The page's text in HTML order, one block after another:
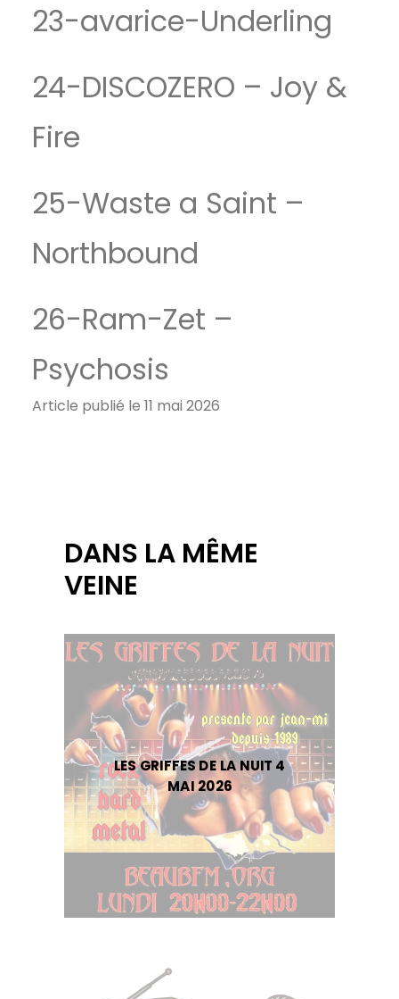
23-avarice-Underling
24-DISCOZERO – Joy &
Fire
25-Waste a Saint –
Northbound
26-Ram-Zet –
Psychosis
Article publié le 11 mai 2026
DANS LA MÊME
VEINE
LES GRIFFES DE LA NUIT 4
MAI 2026